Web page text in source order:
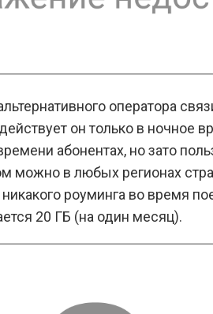
оператора
он только в ночное
абонентах, но зато
можно в любых регионах
роуминга во время
20 ГБ (на один месяц).